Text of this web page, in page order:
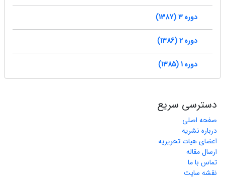
دوره 3 (1387)
دوره 2 (1386)
دوره 1 (1385)
دسترسی سریع
صفحه اصلی
درباره نشریه
اعضای هیات تحریریه
ارسال مقاله
تماس با ما
نقشه سایت